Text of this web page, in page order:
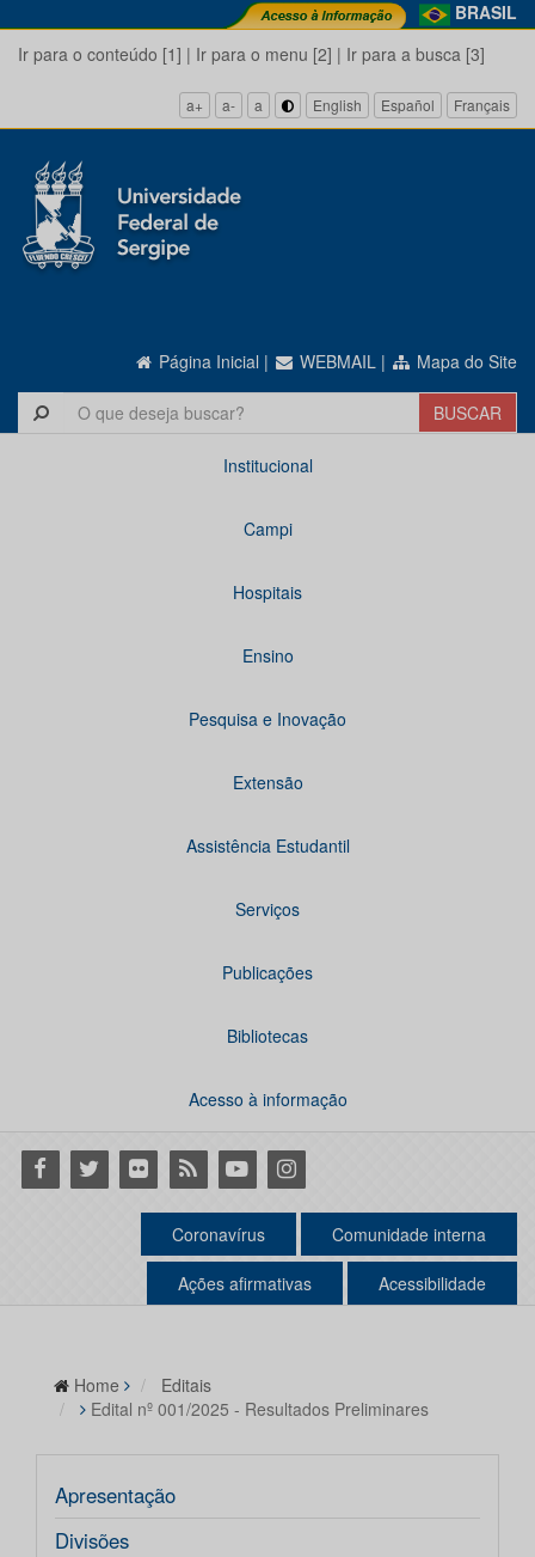
BRASIL
Ir para o conteúdo [1] | Ir para o menu [2] | Ir para a busca [3]
a+ a- a English Español Français
Página Inicial | WEBMAIL | Mapa do Site
Institucional
Campi
Hospitais
Ensino
Pesquisa e Inovação
Extensão
Assistência Estudantil
Serviços
Publicações
Bibliotecas
Acesso à informação
Facebook
Twitter Flickr RSS YoutubeInstagram
Coronavírus Comunidade interna
Ações afirmativas Acessibilidade
Home
Editais
Edital nº 001/2025 - Resultados Preliminares
Apresentação
Divisões